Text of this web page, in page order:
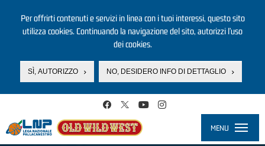
Per offrirti contenuti e servizi in linea con i tuoi interessi, questo sito
utilizza cookies. Continuando la navigazione del sito, autorizzi l’uso
dei cookies.
SÌ, AUTORIZZO NO, DESIDERO INFO DI DETTAGLIO
MENU